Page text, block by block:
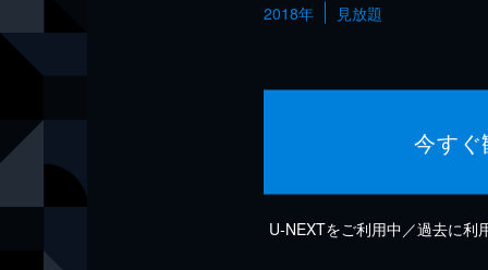
2018年 見放題
今す
U-NEXTをご利用中／過去に利